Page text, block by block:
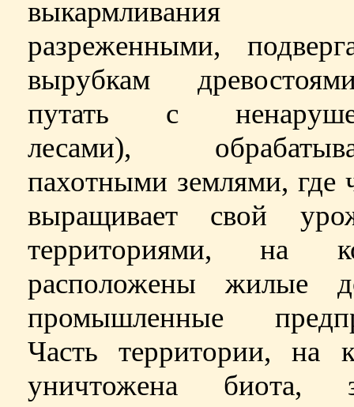
выкармливания
разреженными,
вырубкам
путать с
лесами),
пахотными землями, где
выращивает свой
территориями, на
расположены жилые
промышленные
Часть территории, на
уничтожена биота,